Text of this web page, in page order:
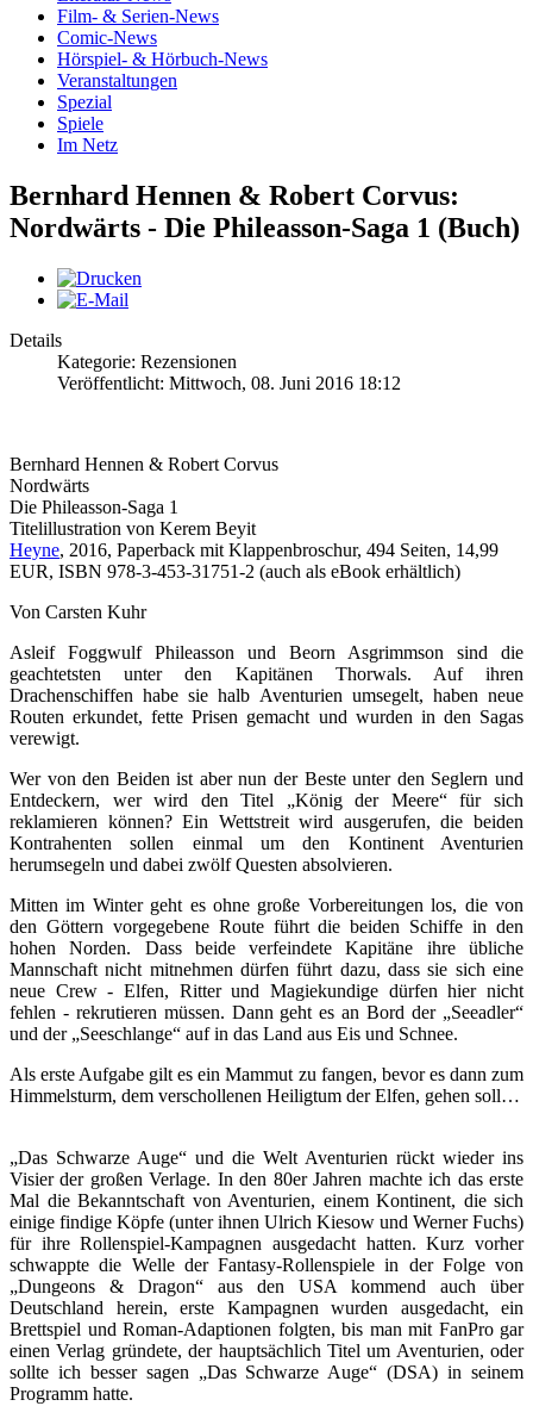
Film- & Serien-News
Comic-News
Hörspiel- & Hörbuch-News
Veranstaltungen
Spezial
Spiele
Im Netz
Bernhard Hennen & Robert Corvus:
Nordwärts - Die Phileasson-Saga 1 (Buch)
Details
Kategorie: Rezensionen
Veröffentlicht: Mittwoch, 08. Juni 2016 18:12
Bernhard Hennen & Robert Corvus
Nordwärts
Die Phileasson-Saga 1
Titelillustration von Kerem Beyit
Heyne, 2016, Paperback mit Klappenbroschur, 494 Seiten, 14,99
EUR, ISBN 978-3-453-31751-2 (auch als eBook erhältlich)
Von Carsten Kuhr
Asleif Foggwulf Phileasson und Beorn Asgrimmson sind die
geachtetsten unter den Kapitänen Thorwals. Auf ihren
Drachenschiffen habe sie halb Aventurien umsegelt, haben neue
Routen erkundet, fette Prisen gemacht und wurden in den Sagas
verewigt.
Wer von den Beiden ist aber nun der Beste unter den Seglern und
Entdeckern, wer wird den Titel „König der Meere“ für sich
reklamieren können? Ein Wettstreit wird ausgerufen, die beiden
Kontrahenten sollen einmal um den Kontinent Aventurien
herumsegeln und dabei zwölf Questen absolvieren.
Mitten im Winter geht es ohne große Vorbereitungen los, die von
den Göttern vorgegebene Route führt die beiden Schiffe in den
hohen Norden. Dass beide verfeindete Kapitäne ihre übliche
Mannschaft nicht mitnehmen dürfen führt dazu, dass sie sich eine
neue Crew - Elfen, Ritter und Magiekundige dürfen hier nicht
fehlen - rekrutieren müssen. Dann geht es an Bord der „Seeadler“
und der „Seeschlange“ auf in das Land aus Eis und Schnee.
Als erste Aufgabe gilt es ein Mammut zu fangen, bevor es dann zum
Himmelsturm, dem verschollenen Heiligtum der Elfen, gehen soll…
„Das Schwarze Auge“ und die Welt Aventurien rückt wieder ins
Visier der großen Verlage. In den 80er Jahren machte ich das erste
Mal die Bekanntschaft von Aventurien, einem Kontinent, die sich
einige findige Köpfe (unter ihnen Ulrich Kiesow und Werner Fuchs)
für ihre Rollenspiel-Kampagnen ausgedacht hatten. Kurz vorher
schwappte die Welle der Fantasy-Rollenspiele in der Folge von
„Dungeons & Dragon“ aus den USA kommend auch über
Deutschland herein, erste Kampagnen wurden ausgedacht, ein
Brettspiel und Roman-Adaptionen folgten, bis man mit FanPro gar
einen Verlag gründete, der hauptsächlich Titel um Aventurien, oder
sollte ich besser sagen „Das Schwarze Auge“ (DSA) in seinem
Programm hatte.